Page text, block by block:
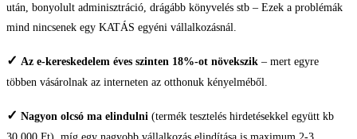
után, bonyolult adminisztráció, drágább könyvelés stb – Ezek a problémák
mind nincsenek egy KATÁS egyéni vállalkozásnál.
✓ Az e-kereskedelem éves szinten 18%-ot növekszik – mert egyre
többen vásárolnak az interneten az otthonuk kényelméből.
✓ Nagyon olcsó ma elindulni (termék tesztelés hirdetésekkel együtt kb